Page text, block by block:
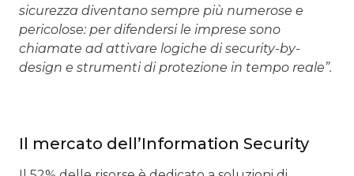
sicurezza diventano sempre più numerose e
pericolose: per difendersi le imprese sono
chiamate ad attivare logiche di security-by-
design e strumenti di protezione in tempo reale”.
Il mercato dell’Information Security